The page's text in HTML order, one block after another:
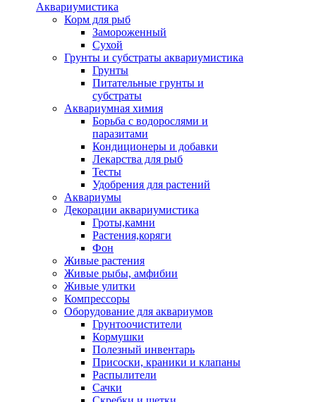
Аквариумистика
Корм для рыб
Замороженный
Сухой
Грунты и субстраты аквариумистика
Грунты
Питательные грунты и
субстраты
Аквариумная химия
Борьба с водорослями и
паразитами
Кондиционеры и добавки
Лекарства для рыб
Тесты
Удобрения для растений
Аквариумы
Декорации аквариумистика
Гроты,камни
Растения,коряги
Фон
Живые растения
Живые рыбы, амфибии
Живые улитки
Компрессоры
Оборудование для аквариумов
Грунтоочистители
Кормушки
Полезный инвентарь
Присоски, краники и клапаны
Распылители
Сачки